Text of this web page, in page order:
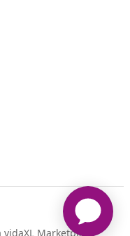
vidaXL Marketplace